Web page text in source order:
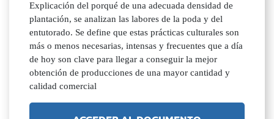
Explicación del porqué de una adecuada densidad de
plantación, se analizan las labores de la poda y del
entutorado. Se define que estas prácticas culturales son
más o menos necesarias, intensas y frecuentes que a día
de hoy son clave para llegar a conseguir la mejor
obtención de producciones de una mayor cantidad y
calidad comercial